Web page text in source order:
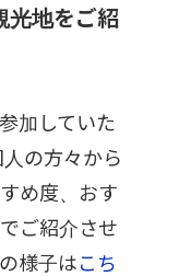
光地をご紹
加していた
の方々から
め度、おす
ご紹介させ
様子はこち